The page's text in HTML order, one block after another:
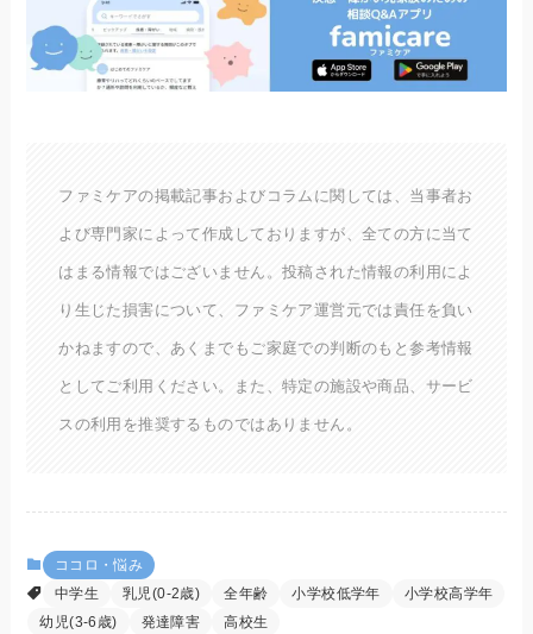
ファミケアの掲載記事およびコラムに関しては、当事者お
よび専門家によって作成しておりますが、全ての方に当て
はまる情報ではございません。投稿された情報の利用によ
り生じた損害について、ファミケア運営元では責任を負い
かねますので、あくまでもご家庭での判断のもと参考情報
としてご利用ください。また、特定の施設や商品、サービ
スの利用を推奨するものではありません。
ココロ・悩み
中学生
乳児(0-2歳) 全年齢 小学校低学年
小学校高学年
幼児(3-6歳)
発達障害 高校生